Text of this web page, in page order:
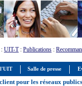
l'UIT Salle de presse
: UIT-T: Publications :
pour les réseaux